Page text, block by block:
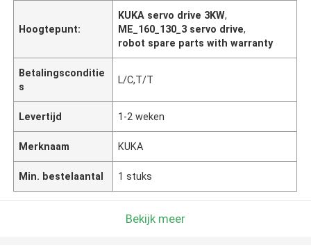
Hoogtepunt:
KUKA servo drive 3KW,
ME_160_130_3 servo drive,
robot spare parts with warranty
Betalingsconditie
s
L/C,T/T
Levertijd 1-2 weken
Merknaam KUKA
Min. bestelaantal 1 stuks
Bekijk meer